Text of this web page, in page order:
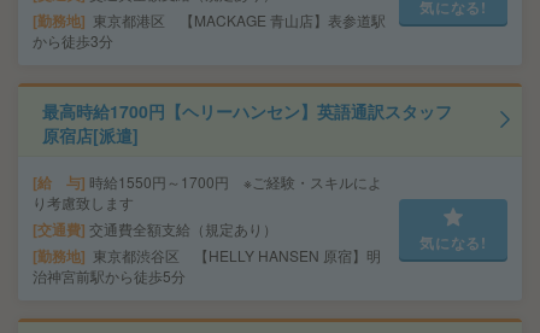
勤務地
東京都港区 【MACKAGE 青山店】表参道駅
から徒歩3分
気になる!
最高時給1700円【ヘリーハンセン】英語通訳スタッフ
原宿店[派遣]
給 与 時給1550円～1700円 ※ご経験・スキルによ
り考慮致します
交通費 交通費全額支給（規定あり）
勤務地
東京都渋谷区 【HELLY HANSEN 原宿】明
治神宮前駅から徒歩5分
気になる!